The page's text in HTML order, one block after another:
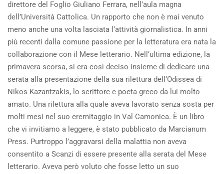
direttore del Foglio Giuliano Ferrara, nell’aula magna
dell’Università Cattolica. Un rapporto che non è mai venuto
meno anche una volta lasciata l’attività giornalistica. In anni
più recenti dalla comune passione per la letteratura era nata la
collaborazione con il Mese letterario. Nell’ultima edizione, la
primavera scorsa, si era così deciso insieme di dedicare una
serata alla presentazione della sua rilettura dell’Odissea di
Nikos Kazantzakis, lo scrittore e poeta greco da lui molto
amato. Una rilettura alla quale aveva lavorato senza sosta per
molti mesi nel suo eremitaggio in Val Camonica. È un libro
che vi invitiamo a leggere, è stato pubblicato da Marcianum
Press. Purtroppo l’aggravarsi della malattia non aveva
consentito a Scanzi di essere presente alla serata del Mese
letterario. Aveva però voluto che fosse letto un suo